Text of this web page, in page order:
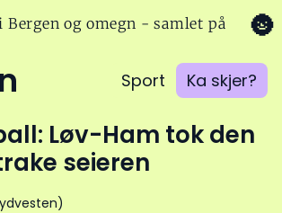
og omegn - samlet på
Sport Ka skjer?
🌚
Løv-Ham tok den
seieren